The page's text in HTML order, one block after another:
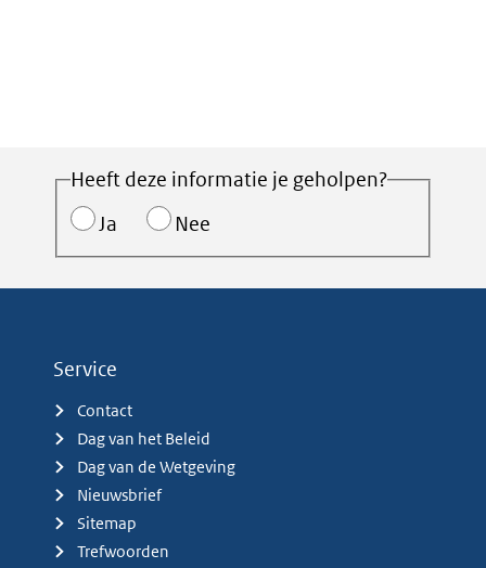
Heeft deze informatie je geholpen?
Ja
Nee
Service
Contact
Dag van het Beleid
Dag van de Wetgeving
Nieuwsbrief
Sitemap
Trefwoorden